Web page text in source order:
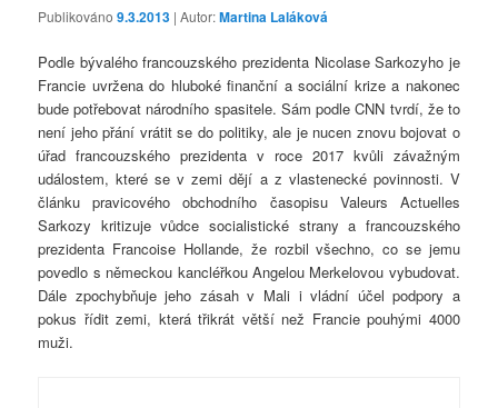
Publikováno9.3.2013 | Autor:Martina Laláková
Podle bývalého francouzského prezidenta Nicolase Sarkozyho je
Francie uvržena do hluboké finanční a sociální krize a nakonec
bude potřebovat národního spasitele. Sám podle CNN tvrdí, že to
není jeho přání vrátit se do politiky, ale je nucen znovu bojovat o
úřad francouzského prezidenta v roce 2017 kvůli závažným
událostem, které se v zemi dějí a z vlastenecké povinnosti. V
článku pravicového obchodního časopisu Valeurs Actuelles
Sarkozy kritizuje vůdce socialistické strany a francouzského
prezidenta Francoise Hollande, že rozbil všechno, co se jemu
povedlo s německou kancléřkou Angelou Merkelovou vybudovat.
Dále zpochybňuje jeho zásah v Mali i vládní účel podpory a
pokus řídit zemi, která třikrát větší než Francie pouhými 4000
muži.